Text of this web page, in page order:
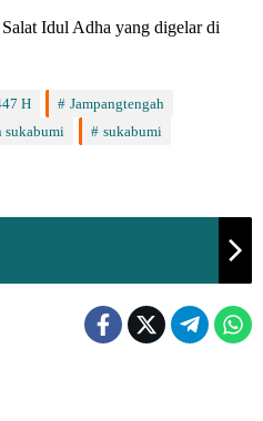
Idul Adha yang digelar di
H
Jampangtengah
sukabumi sukabumi